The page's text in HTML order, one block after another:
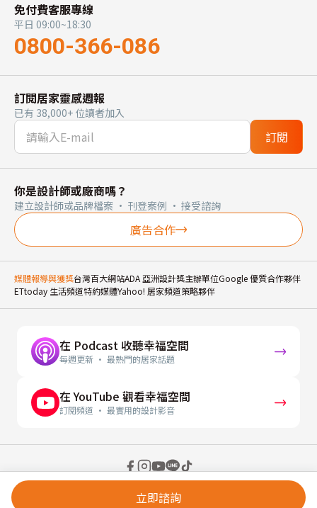
立即諮詢
免付費客服專線
平日 09:00~18:30
0800-366-086
訂閱居家靈感週報
已有 38,000+ 位讀者加入
訂閱
你是設計師或廠商嗎？
建立設計師或品牌檔案 · 刊登案例 · 接受諮詢
廣告合作
媒體報導與獲獎台灣百大網站ADA 亞洲設計獎主辦單位Google 優質合作夥伴
ETtoday 生活頻道特約媒體Yahoo! 居家頻道策略夥伴
在 Podcast 收聽幸福空間
每週更新 · 最熱門的居家話題
在 YouTube 觀看幸福空間
訂閱頻道 · 最實用的設計影音
© 2026 幸福空間 Gorgeous Space Co., Ltd.